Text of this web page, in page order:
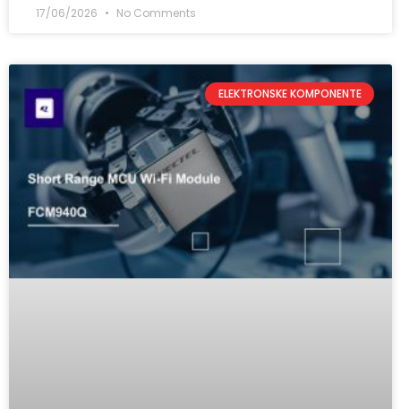
17/06/2026 No Comments
ELEKTRONSKE KOMPONENTE